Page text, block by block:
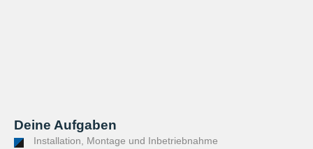
Deine Aufgaben
Installation, Montage und Inbetriebnahme